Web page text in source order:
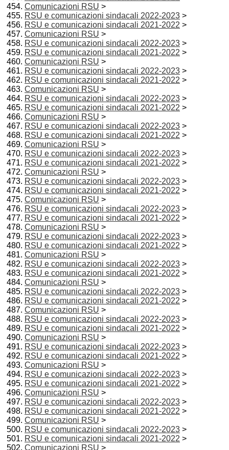
Comunicazioni RSU >
RSU e comunicazioni sindacali 2022-2023 >
RSU e comunicazioni sindacali 2021-2022 >
Comunicazioni RSU >
RSU e comunicazioni sindacali 2022-2023 >
RSU e comunicazioni sindacali 2021-2022 >
Comunicazioni RSU >
RSU e comunicazioni sindacali 2022-2023 >
RSU e comunicazioni sindacali 2021-2022 >
Comunicazioni RSU >
RSU e comunicazioni sindacali 2022-2023 >
RSU e comunicazioni sindacali 2021-2022 >
Comunicazioni RSU >
RSU e comunicazioni sindacali 2022-2023 >
RSU e comunicazioni sindacali 2021-2022 >
Comunicazioni RSU >
RSU e comunicazioni sindacali 2022-2023 >
RSU e comunicazioni sindacali 2021-2022 >
Comunicazioni RSU >
RSU e comunicazioni sindacali 2022-2023 >
RSU e comunicazioni sindacali 2021-2022 >
Comunicazioni RSU >
RSU e comunicazioni sindacali 2022-2023 >
RSU e comunicazioni sindacali 2021-2022 >
Comunicazioni RSU >
RSU e comunicazioni sindacali 2022-2023 >
RSU e comunicazioni sindacali 2021-2022 >
Comunicazioni RSU >
RSU e comunicazioni sindacali 2022-2023 >
RSU e comunicazioni sindacali 2021-2022 >
Comunicazioni RSU >
RSU e comunicazioni sindacali 2022-2023 >
RSU e comunicazioni sindacali 2021-2022 >
Comunicazioni RSU >
RSU e comunicazioni sindacali 2022-2023 >
RSU e comunicazioni sindacali 2021-2022 >
Comunicazioni RSU >
RSU e comunicazioni sindacali 2022-2023 >
RSU e comunicazioni sindacali 2021-2022 >
Comunicazioni RSU >
RSU e comunicazioni sindacali 2022-2023 >
RSU e comunicazioni sindacali 2021-2022 >
Comunicazioni RSU >
RSU e comunicazioni sindacali 2022-2023 >
RSU e comunicazioni sindacali 2021-2022 >
Comunicazioni RSU >
RSU e comunicazioni sindacali 2022-2023 >
RSU e comunicazioni sindacali 2021-2022 >
Comunicazioni RSU >